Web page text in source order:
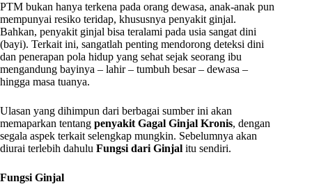
PTM bukan hanya terkena pada orang dewasa, anak-anak pun
mempunyai resiko teridap, khususnya penyakit ginjal.
Bahkan, penyakit ginjal bisa teralami pada usia sangat dini
(bayi). Terkait ini, sangatlah penting mendorong deteksi dini
dan penerapan pola hidup yang sehat sejak seorang ibu
mengandung bayinya – lahir – tumbuh besar – dewasa –
hingga masa tuanya.
Ulasan yang dihimpun dari berbagai sumber ini akan
memaparkan tentang penyakit Gagal Ginjal Kronis, dengan
segala aspek terkait selengkap mungkin. Sebelumnya akan
diurai terlebih dahulu Fungsi dari Ginjal itu sendiri.
Fungsi Ginjal